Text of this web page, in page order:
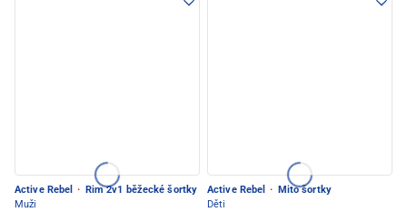
Active Rebel ·
Rim 2v1 běžecké šortky
Muži
Active Rebel ·
Mito šortky
Děti